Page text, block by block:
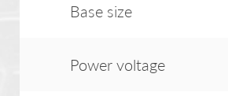
Base size
Power voltage